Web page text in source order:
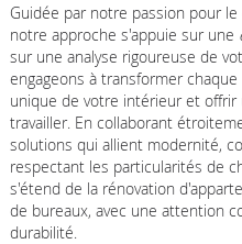
Guidée par notre passion pour
notre approche s'appuie sur une
sur une analyse rigoureuse de
engageons à transformer
unique de votre intérieur et
travailler. En collaborant
solutions qui allient modernité,
respectant les particularités de
s'étend de la rénovation
de bureaux, avec une attention
durabilité.